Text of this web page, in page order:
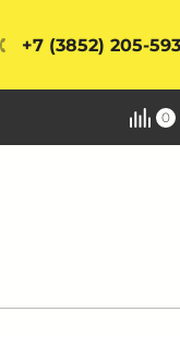
+7 (3852) 205-593
0